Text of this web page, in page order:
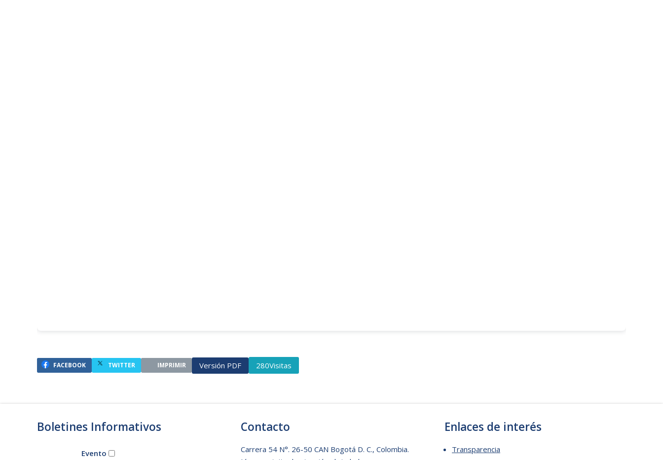
FACEBOOK TWITTER IMPRIMIR Versión PDF 280Visitas
Boletines Informativos
Evento
Contacto
Carrera 54 N°. 26-50 CAN Bogotá D. C., Colombia.
Enlaces de interés
Transparencia